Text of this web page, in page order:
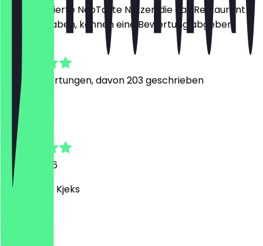
Nur registrierte NeoTaste Nutzer, die das Restaurant
besucht haben, können eine Bewertung abgeben.
2342
Bewertungen, davon 203 geschrieben
Monique
14. Juli 2026
Süß, süßer, Kjeks